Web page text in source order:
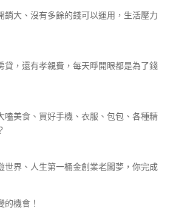
銷大、沒有多餘的錢可以運用，生活壓力
貸，還有孝親費，每天睜開眼都是為了錢
嗑美食、買好手機、衣服、包包、各種精
世界、人生第一桶金創業老闆夢，你完成
的機會！